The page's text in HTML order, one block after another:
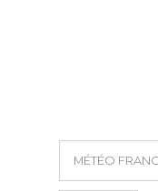
MÉTÉO